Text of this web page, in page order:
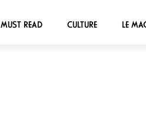
MUST READ CULTURE LE